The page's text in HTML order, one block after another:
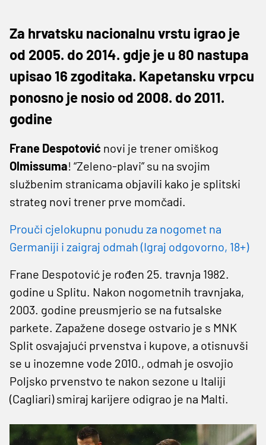
Za hrvatsku nacionalnu vrstu igrao je
od 2005. do 2014. gdje je u 80 nastupa
upisao 16 zgoditaka. Kapetansku vrpcu
ponosno je nosio od 2008. do 2011.
godine
Frane Despotović novi je trener omiškog
Olmissuma! “Zeleno-plavi” su na svojim
službenim stranicama objavili kako je splitski
strateg novi trener prve momčadi.
Prouči cjelokupnu ponudu za nogomet na
Germaniji i zaigraj odmah (Igraj odgovorno, 18+)
Frane Despotović je rođen 25. travnja 1982.
godine u Splitu. Nakon nogometnih travnjaka,
2003. godine preusmjerio se na futsalske
parkete. Zapažene dosege ostvario je s MNK
Split osvajajući prvenstva i kupove, a otisnuvši
se u inozemne vode 2010., odmah je osvojio
Poljsko prvenstvo te nakon sezone u Italiji
(Cagliari) smiraj karijere odigrao je na Malti.